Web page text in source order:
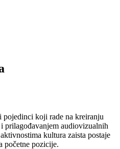
koji rade na kreiranju
prilagođavanjem audiovizualnih
kultura zaista postaje
početne pozicije.